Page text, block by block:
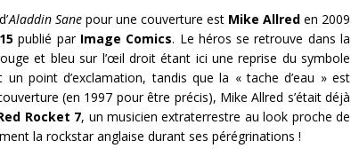
Aladdin Sane pour une couverture est Mike Allreden 2009
publié par Image Comics. Le héros se retrouve dans la
et bleu sur l’œil droit étant ici une reprise du symbole
point d’exclamation, tandis que la « tache d’eau » est
(en 1997 pour être précis), Mike Allred s’était déjà
Rocket 7, un musicien extraterrestre au look proche de
la rockstar anglaise durant ses pérégrinations !